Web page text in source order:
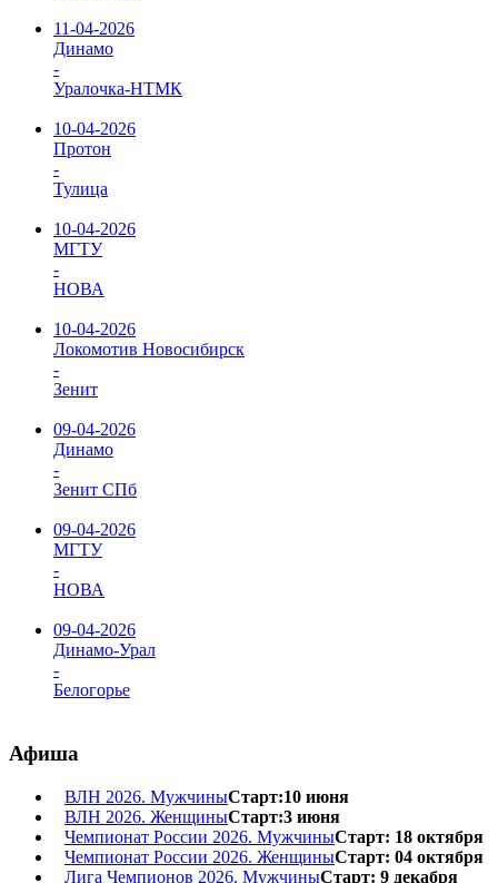
11-04-2026
Динамо
-
Уралочка-НТМК
10-04-2026
Протон
-
Тулица
10-04-2026
МГТУ
-
НОВА
10-04-2026
Локомотив Новосибирск
-
Зенит
09-04-2026
Динамо
-
Зенит СПб
09-04-2026
МГТУ
-
НОВА
09-04-2026
Динамо-Урал
-
Белогорье
Афиша
ВЛН 2026. МужчиныСтарт:10 июня
ВЛН 2026. ЖенщиныСтарт:3 июня
Чемпионат России 2026. МужчиныСтарт: 18 октября
Чемпионат России 2026. ЖенщиныСтарт: 04 октября
Лига Чемпионов 2026. МужчиныСтарт: 9 декабря